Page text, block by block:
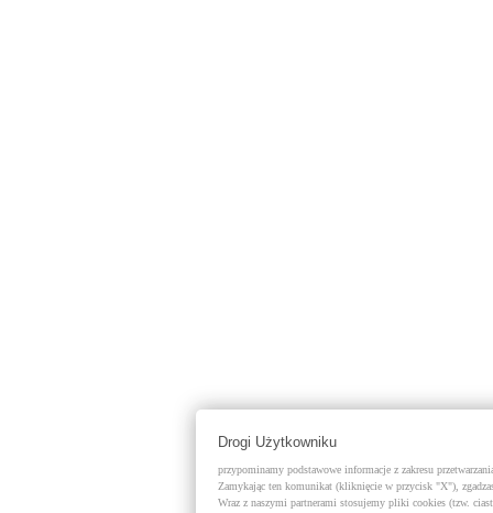
Drogi Użytkowniku
przypominamy podstawowe informacje z zakresu
Zamykając ten komunikat (kliknięcie w przycisk "X"),
Wraz z naszymi partnerami stosujemy pliki cookies (tzw.